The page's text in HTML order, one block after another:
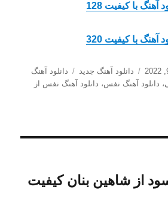
آهنگ با کیفیت 128
آهنگ با کیفیت 320
دسته‌ها
دانلود آهنگ جدید برچسب‌ها
دانلود آهنگ
، دانلود آهنگ نفس، دانلود آهنگ نفس از
از شاهین بنان کیفیت